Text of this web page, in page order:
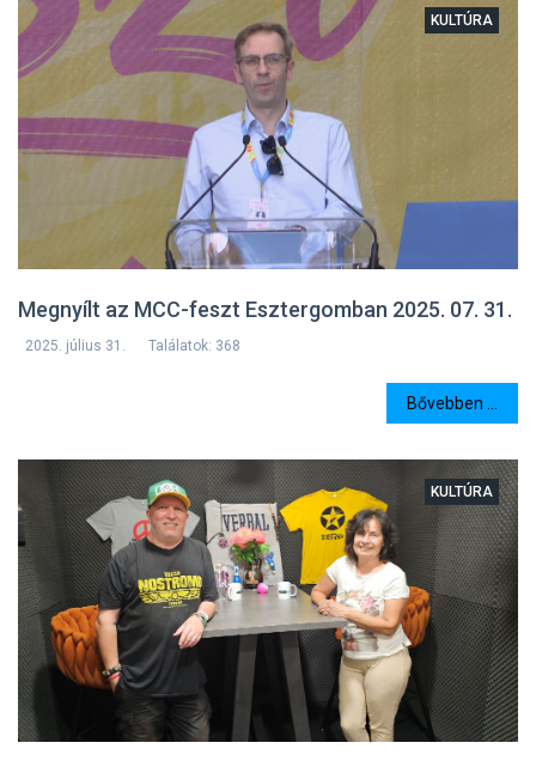
Megnyílt az MCC-feszt Esztergomban 2025. 07. 31.
KULTÚRA
2025. július 31. Találatok: 368
Bővebben ...
KULTÚRA